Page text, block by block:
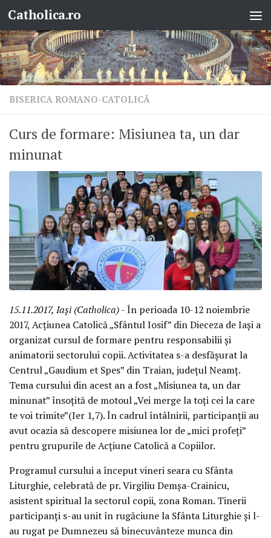
Skip to content
Catholica.ro
BISERICA ROMANO-CATOLICĂ
Curs de formare: Misiunea ta, un dar
minunat
15.11.2017, Iași (Catholica)- În perioada 10-12 noiembrie
2017, Acțiunea Catolică „Sfântul Iosif” din Dieceza de Iași a
organizat cursul de formare pentru responsabilii și
animatorii sectorului copii. Activitatea s-a desfășurat la
Centrul „Gaudium et Spes” din Traian, județul Neamț.
Tema cursului din acest an a fost „Misiunea ta, un dar
minunat” însoțită de motoul „Vei merge la toți cei la care
te voi trimite”(Ier 1,7). În cadrul întâlnirii, participanții au
avut ocazia să descopere misiunea lor de „mici profeți”
pentru grupurile de Acțiune Catolică a Copiilor.
Programul cursului a început vineri seara cu Sfânta
Liturghie, celebrată de pr. Virgiliu Demșa-Crainicu,
asistent spiritual la sectorul copii, zona Roman. Tinerii
participanți s-au unit în rugăciune la Sfânta Liturghie și l-
au rugat pe Dumnezeu să binecuvânteze munca din